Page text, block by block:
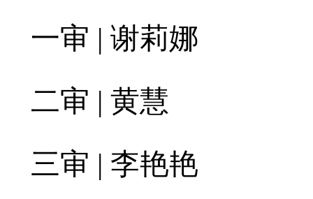
一审 | 谢莉娜
二审 | 黄慧
三审 | 李艳艳